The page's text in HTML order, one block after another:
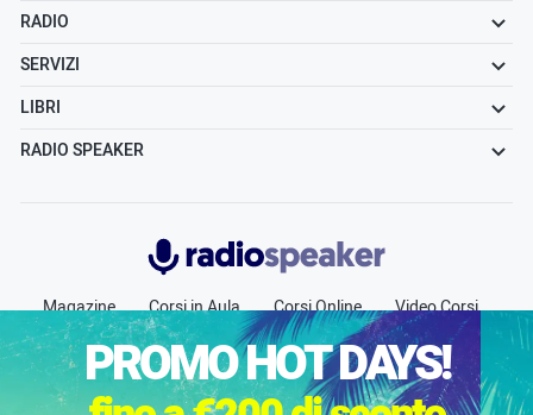
RADIO
SERVIZI
LIBRI
RADIO SPEAKER
Radiospeaker.it
Magazine Corsi in Aula Corsi Online
Video Corsi
Community
Radio Jobs Chi siamo
Contatti
Pubblicità
PROMO HOT DAYS!